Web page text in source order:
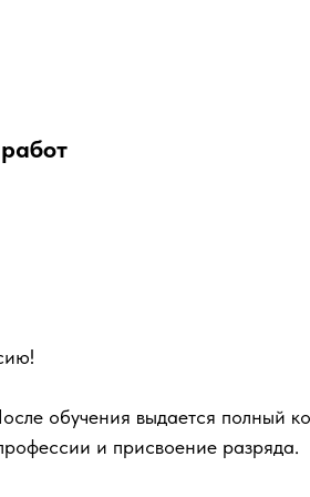
обучения выдается полный
и присвоение разряда.